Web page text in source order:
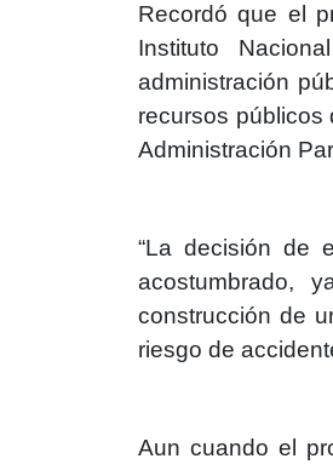
Recordó que el
Instituto
administración
recursos públicos
Administración
“La decisión de
acostumbrado,
construcción de
riesgo de
Aun cuando el